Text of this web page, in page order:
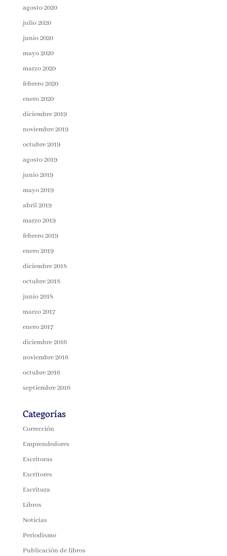
agosto 2020
julio 2020
junio 2020
mayo 2020
marzo 2020
febrero 2020
enero 2020
diciembre 2019
noviembre 2019
octubre 2019
agosto 2019
junio 2019
mayo 2019
abril 2019
marzo 2019
febrero 2019
enero 2019
diciembre 2018
octubre 2018
junio 2018
marzo 2017
enero 2017
diciembre 2016
noviembre 2016
octubre 2016
septiembre 2016
Categorías
Corrección
Emprendedores
Escritoras
Escritores
Escritura
Libros
Noticias
Periodismo
Publicación de libros